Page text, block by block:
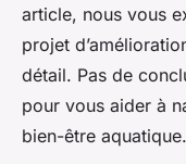
Alexandre•12 février
article, nous vous
projet
détail. Pas de
pour vous aider à
bien-être aquatique.